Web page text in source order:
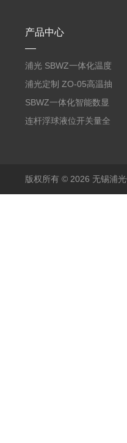
产品中心
浦光 SBWZ一体化温度
变送器传感器 防爆热电
阻PT100 数显远传4-
20mA2
浦光定制 ZO-05高温抽
气式氧化锆分析仪 防爆
耐腐蚀检测仪
SBWZ一体化智能数显
温度变送器传感器防爆
连杆浮球液位开关量全
版权所有 © 2026 无锡浦